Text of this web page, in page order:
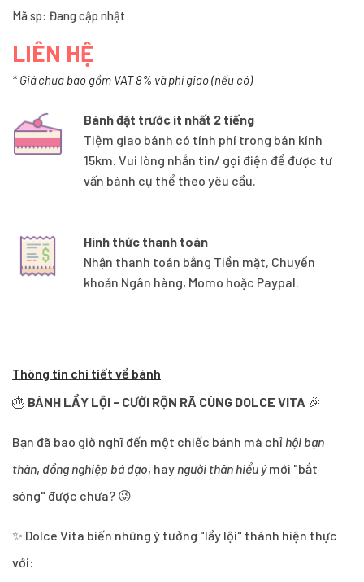
Mã sp: Đang cập nhật
LIÊN HỆ
* Giá chưa bao gồm VAT 8% và phí giao (nếu có)
Bánh đặt trước ít nhất 2 tiếng
Tiệm giao bánh có tính phí trong bán kính
15km. Vui lòng nhắn tin/ gọi điện để được tư
vấn bánh cụ thể theo yêu cầu.
Hình thức thanh toán
Nhận thanh toán bằng Tiền mặt, Chuyển
khoản Ngân hàng, Momo hoặc Paypal.
Thông tin chi tiết về bánh
🎂 BÁNH LẦY LỘI - CƯỜI RỘN RÃ CÙNG DOLCE VITA 🎉
Bạn đã bao giờ nghĩ đến một chiếc bánh mà chỉ hội bạn
thân, đồng nghiệp bá đạo, hay người thân hiểu ýmới "bắt
sóng" được chưa? 😜
✨ Dolce Vita biến những ý tưởng "lầy lội" thành hiện thực
với: